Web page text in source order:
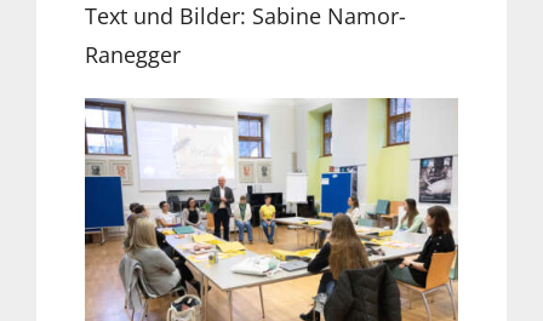
Text und Bilder: Sabine Namor-
Ranegger